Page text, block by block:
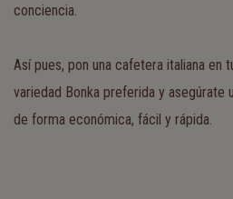
conciencia.
Así pues, pon una cafetera italiana en
variedad Bonka preferida y asegúrate
de forma económica, fácil y rápida.